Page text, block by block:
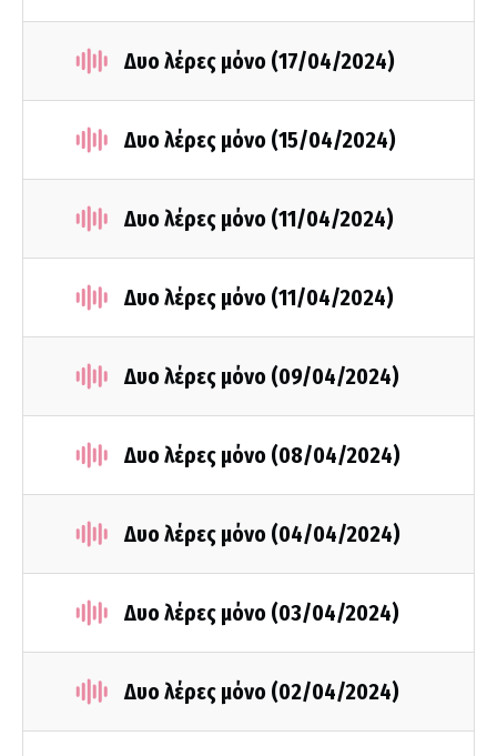
Δυο λέρες μόνο (17/04/2024)
Δυο λέρες μόνο (15/04/2024)
Δυο λέρες μόνο (11/04/2024)
Δυο λέρες μόνο (11/04/2024)
Δυο λέρες μόνο (09/04/2024)
Δυο λέρες μόνο (08/04/2024)
Δυο λέρες μόνο (04/04/2024)
Δυο λέρες μόνο (03/04/2024)
Δυο λέρες μόνο (02/04/2024)